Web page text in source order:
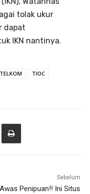
tolak ukur
dapat
IKN nantinya.
TELKOM
TIOC
Sebelum
Awas Penipuan!! Ini Situs